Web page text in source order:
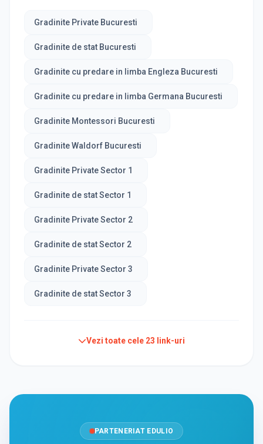
Gradinite Private Bucuresti
Gradinite de stat Bucuresti
Gradinite cu predare in limba Engleza Bucuresti
Gradinite cu predare in limba Germana Bucuresti
Gradinite Montessori Bucuresti
Gradinite Waldorf Bucuresti
Gradinite Private Sector 1
Gradinite de stat Sector 1
Gradinite Private Sector 2
Gradinite de stat Sector 2
Gradinite Private Sector 3
Gradinite de stat Sector 3
Vezi toate cele 23 link-uri
PARTENERIAT EDULIO